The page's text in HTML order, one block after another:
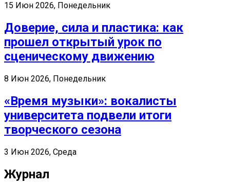
15 Июн 2026, Понедельник
Доверие, сила и пластика: как
прошел открытый урок по
сценическому движению
8 Июн 2026, Понедельник
«Время музыки»: вокалисты
университета подвели итоги
творческого сезона
3 Июн 2026, Среда
Журнал